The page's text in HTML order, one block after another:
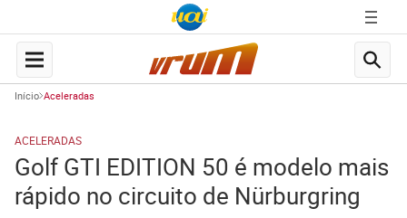
Início Aceleradas
ACELERADAS
Golf GTI EDITION 50 é modelo mais
rápido no circuito de Nürburgring